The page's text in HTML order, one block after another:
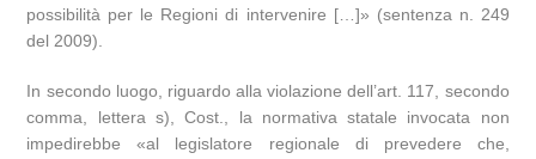
possibilità per le Regioni di intervenire […]» (sentenza n. 249
del 2009).
In secondo luogo, riguardo alla violazione dell’art. 117, secondo
comma, lettera s), Cost., la normativa statale invocata non
impedirebbe «al legislatore regionale di prevedere che,